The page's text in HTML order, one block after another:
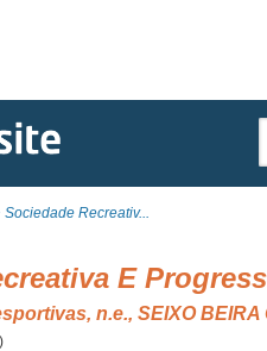
Sociedade Recreativ...
E
n.e., SEIXO BEIRA